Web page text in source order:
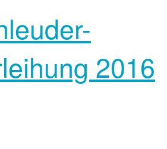
2016